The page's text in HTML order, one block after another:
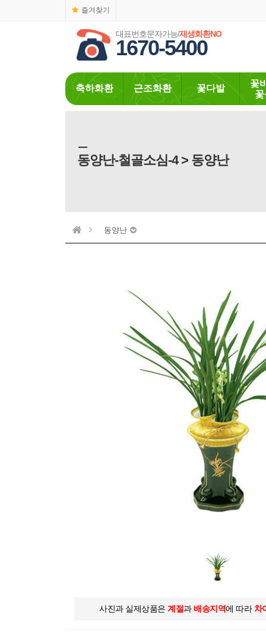
즐겨찾기
대표번호문자가능/재생화환NO
1670-5400
축하화환 근조화환 꽃다발
꽃
동양난-철골소심-4 > 동양난
동양난
사진과 실제상품은 계절과배송지역에 따라 차